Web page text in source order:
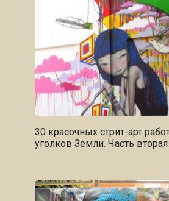
30 красочных стрит-арт
уголков Земли. Часть вторая